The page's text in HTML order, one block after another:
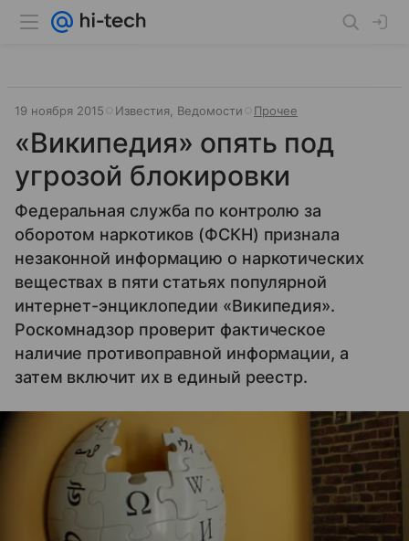
19 ноября 2015 Известия, Ведомости Прочее
«Википедия» опять под
угрозой блокировки
Федеральная служба по контролю за
оборотом наркотиков (ФСКН) признала
незаконной информацию о наркотических
веществах в пяти статьях популярной
интернет-энциклопедии «Википедия».
Роскомнадзор проверит фактическое
наличие противоправной информации, а
затем включит их в единый реестр.